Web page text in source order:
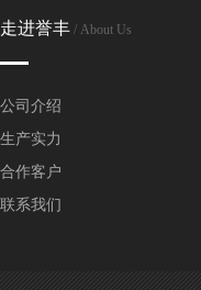
走进誉丰 / About Us
公司介绍
生产实力
合作客户
联系我们